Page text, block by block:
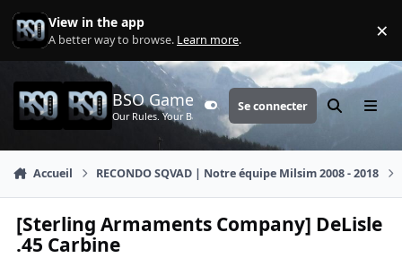
Aller au contenu
View in the app
A better way to browse. Learn more. ×
BSO Games
Our Rules. Your Battle.Customizer
Se connecter Rechercher
Menu
Accueil RECONDO SQVAD | Notre équipe Milsim 2008 - 2018
[Sterling Armaments Company] DeLisle
.45 Carbine